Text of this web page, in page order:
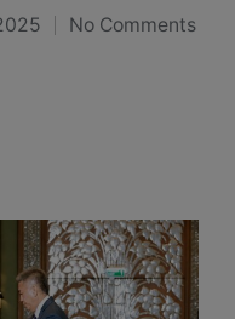
No Comments